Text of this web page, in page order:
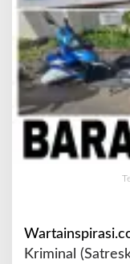
U
n
g
k
a
p
D
u
a
k
u
Kriminal